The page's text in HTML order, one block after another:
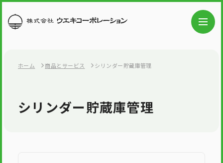
ホーム 商品とサービス シリンダー貯蔵庫管理
シリンダー貯蔵庫管理